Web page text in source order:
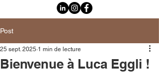
Post
Bienvenue à Luca Eggli !
25 sept. 2025 1 min de lecture